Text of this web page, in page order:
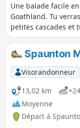
Une balade facile
Goathland. Tu
petites cascades et
campagne unique.
Spaunton
Visorandonneur
13,02 km
Moyenne
Départ à